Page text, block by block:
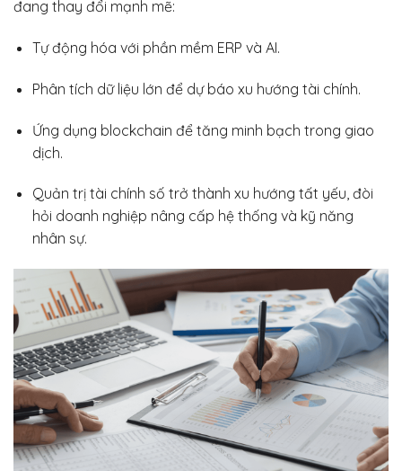
đang thay đổi mạnh mẽ:
Tự động hóa với phần mềm ERP và AI.
Phân tích dữ liệu lớn để dự báo xu hướng tài chính.
Ứng dụng blockchain để tăng minh bạch trong giao
dịch.
Quản trị tài chính số trở thành xu hướng tất yếu, đòi
hỏi doanh nghiệp nâng cấp hệ thống và kỹ năng
nhân sự.